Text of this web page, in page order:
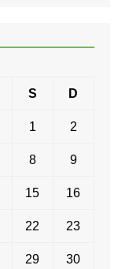
S D
1 2
8 9
15 16
22 23
29 30